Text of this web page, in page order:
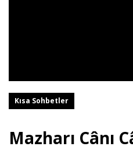
Kısa Sohbetler
Mazharı Cânı